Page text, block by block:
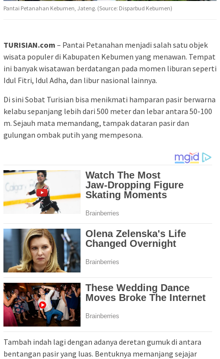
Pantai Petanahan Kebumen, Jateng. (Source: Disparbud Kebumen)
TURISIAN.com – Pantai Petanahan menjadi salah satu objek
wisata populer di Kabupaten Kebumen yang menawan. Tempat
ini banyak wisatawan berdatangan pada momen liburan seperti
Idul Fitri, Idul Adha, dan libur nasional lainnya.
Di sini Sobat Turisian bisa menikmati hamparan pasir berwarna
kelabu sepanjang lebih dari 500 meter dan lebar antara 50-100
m. Sejauh mata memandang, tampak dataran pasir dan
gulungan ombak putih yang mempesona.
Tambah indah lagi dengan adanya deretan gumuk di antara
bentangan pasir yang luas. Bentuknya memanjang sejajar